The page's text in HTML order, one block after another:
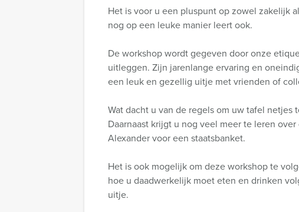
Het is voor u een pluspunt op zowel zakelijk
nog op een leuke manier leert ook.
De workshop wordt gegeven door onze
uitleggen. Zijn jarenlange ervaring en
een leuk en gezellig uitje met vrienden of
Wat dacht u van de regels om uw tafel
Daarnaast krijgt u nog veel meer te leren
Alexander voor een staatsbanket.
Het is ook mogelijk om deze workshop te
hoe u daadwerkelijk moet eten en drinken
uitje.